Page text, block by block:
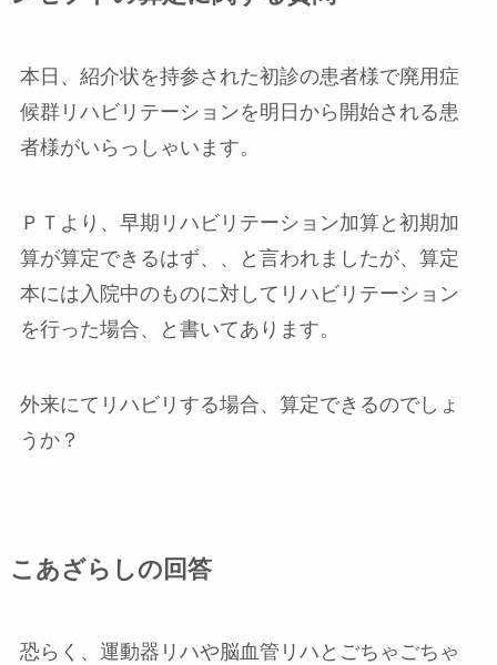
本日、紹介状を持参された初診の患者様で廃用症
候群リハビリテーションを明日から開始される患
者様がいらっしゃいます。
ＰＴより、早期リハビリテーション加算と初期加
算が算定できるはず、、と言われましたが、算定
本には入院中のものに対してリハビリテーション
を行った場合、と書いてあります。
外来にてリハビリする場合、算定できるのでしょ
うか？
こあざらしの回答
恐らく、運動器リハや脳血管リハとごちゃごちゃ